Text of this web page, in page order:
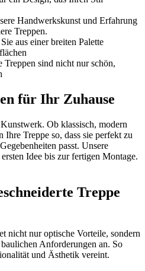
Handwerkskunst und Erfahrung
Treppen.
aus einer breiten Palette
Treppen sind nicht nur schön,
für Ihr Zuhause
Ob klassisch, modern
Ihre Treppe so, dass sie perfekt zu
passt. Unsere
Idee bis zur fertigen Montage.
Treppe
nicht nur optische Vorteile, sondern
Anforderungen an. So
und Ästhetik vereint.